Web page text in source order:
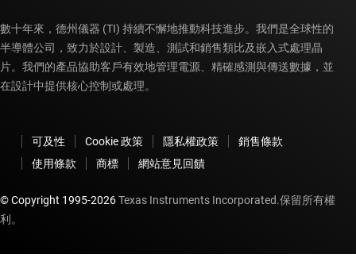
數十年來，德州儀器 (TI) 持續不懈地推動科技進步。我們是全球性的
半導體公司，致力於設計、製造、測試和銷售類比及嵌入式處理晶
片。我們的產品協助客戶有效地管理電源、精確感測與傳送數據，並
在設計中提供核心控制或處理。
可及性 Cookie 政策 隱私權政策
銷售條款
使用條款
商標 網站意見回饋
© Copyright 1995-2026Texas Instruments Incorporated.保留所有權
利。